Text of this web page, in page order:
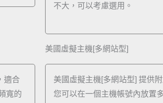
不大，可以考慮選用。
適合
寬的
美國虛擬主機[多網站型]
美國虛擬主機[多網站型] 提供
您可以在一個主機帳號內放置